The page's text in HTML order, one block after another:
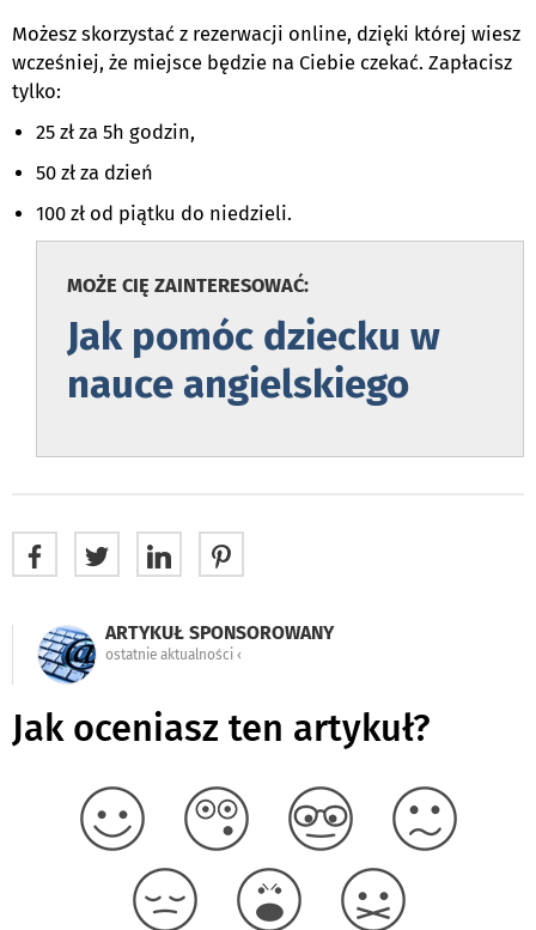
Możesz skorzystać z rezerwacji online, dzięki której wiesz
wcześniej, że miejsce będzie na Ciebie czekać. Zapłacisz
tylko:
25 zł za 5h godzin,
50 zł za dzień
100 zł od piątku do niedzieli.
MOŻE CIĘ ZAINTERESOWAĆ:
Jak pomóc dziecku w
nauce angielskiego
ARTYKUŁ SPONSOROWANY
ostatnie aktualności ‹
Jak oceniasz ten artykuł?